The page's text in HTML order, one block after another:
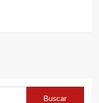
Buscar